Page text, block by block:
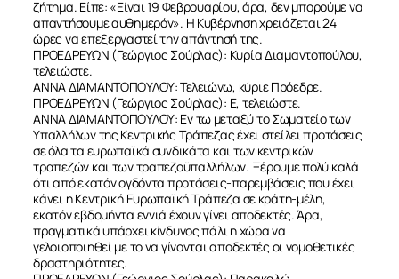
ζήτημα. Είπε: «Είναι 19 Φεβρουαρίου, άρα, δεν μπορούμε να
απαντήσουμε αυθημερόν». Η Κυβέρνηση χρειάζεται 24
ώρες να επεξεργαστεί την απάντησή της.
ΠΡΟΕΔΡΕΥΩΝ (Γεώργιος Σούρλας): Κυρία Διαμαντοπούλου,
τελειώστε.
ΑΝΝΑ ΔΙΑΜΑΝΤΟΠΟΥΛΟΥ: Τελειώνω, κύριε Πρόεδρε.
ΠΡΟΕΔΡΕΥΩΝ (Γεώργιος Σούρλας): Ε, τελειώστε.
ΑΝΝΑ ΔΙΑΜΑΝΤΟΠΟΥΛΟΥ: Εν τω μεταξύ το Σωματείο των
Υπαλλήλων της Κεντρικής Τράπεζας έχει στείλει προτάσεις
σε όλα τα ευρωπαϊκά συνδικάτα και των κεντρικών
τραπεζών και των τραπεζοϋπαλλήλων. Ξέρουμε πολύ καλά
ότι από εκατόν ογδόντα προτάσεις-παρεμβάσεις που έχει
κάνει η Κεντρική Ευρωπαϊκή Τράπεζα σε κράτη-μέλη,
εκατόν εβδομήντα εννιά έχουν γίνει αποδεκτές. Άρα,
πραγματικά υπάρχει κίνδυνος πάλι η χώρα να
γελοιοποιηθεί με το να γίνονται αποδεκτές οι νομοθετικές
δραστηριότητες.